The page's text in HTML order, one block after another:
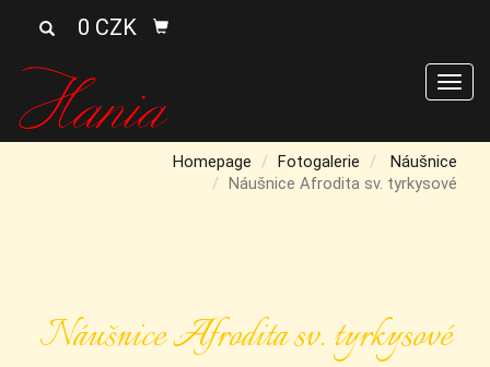
0 CZK
Homepage Fotogalerie
Náušnice
Náušnice Afrodita sv. tyrkysové
Náušnice Afrodita sv. tyrkysové